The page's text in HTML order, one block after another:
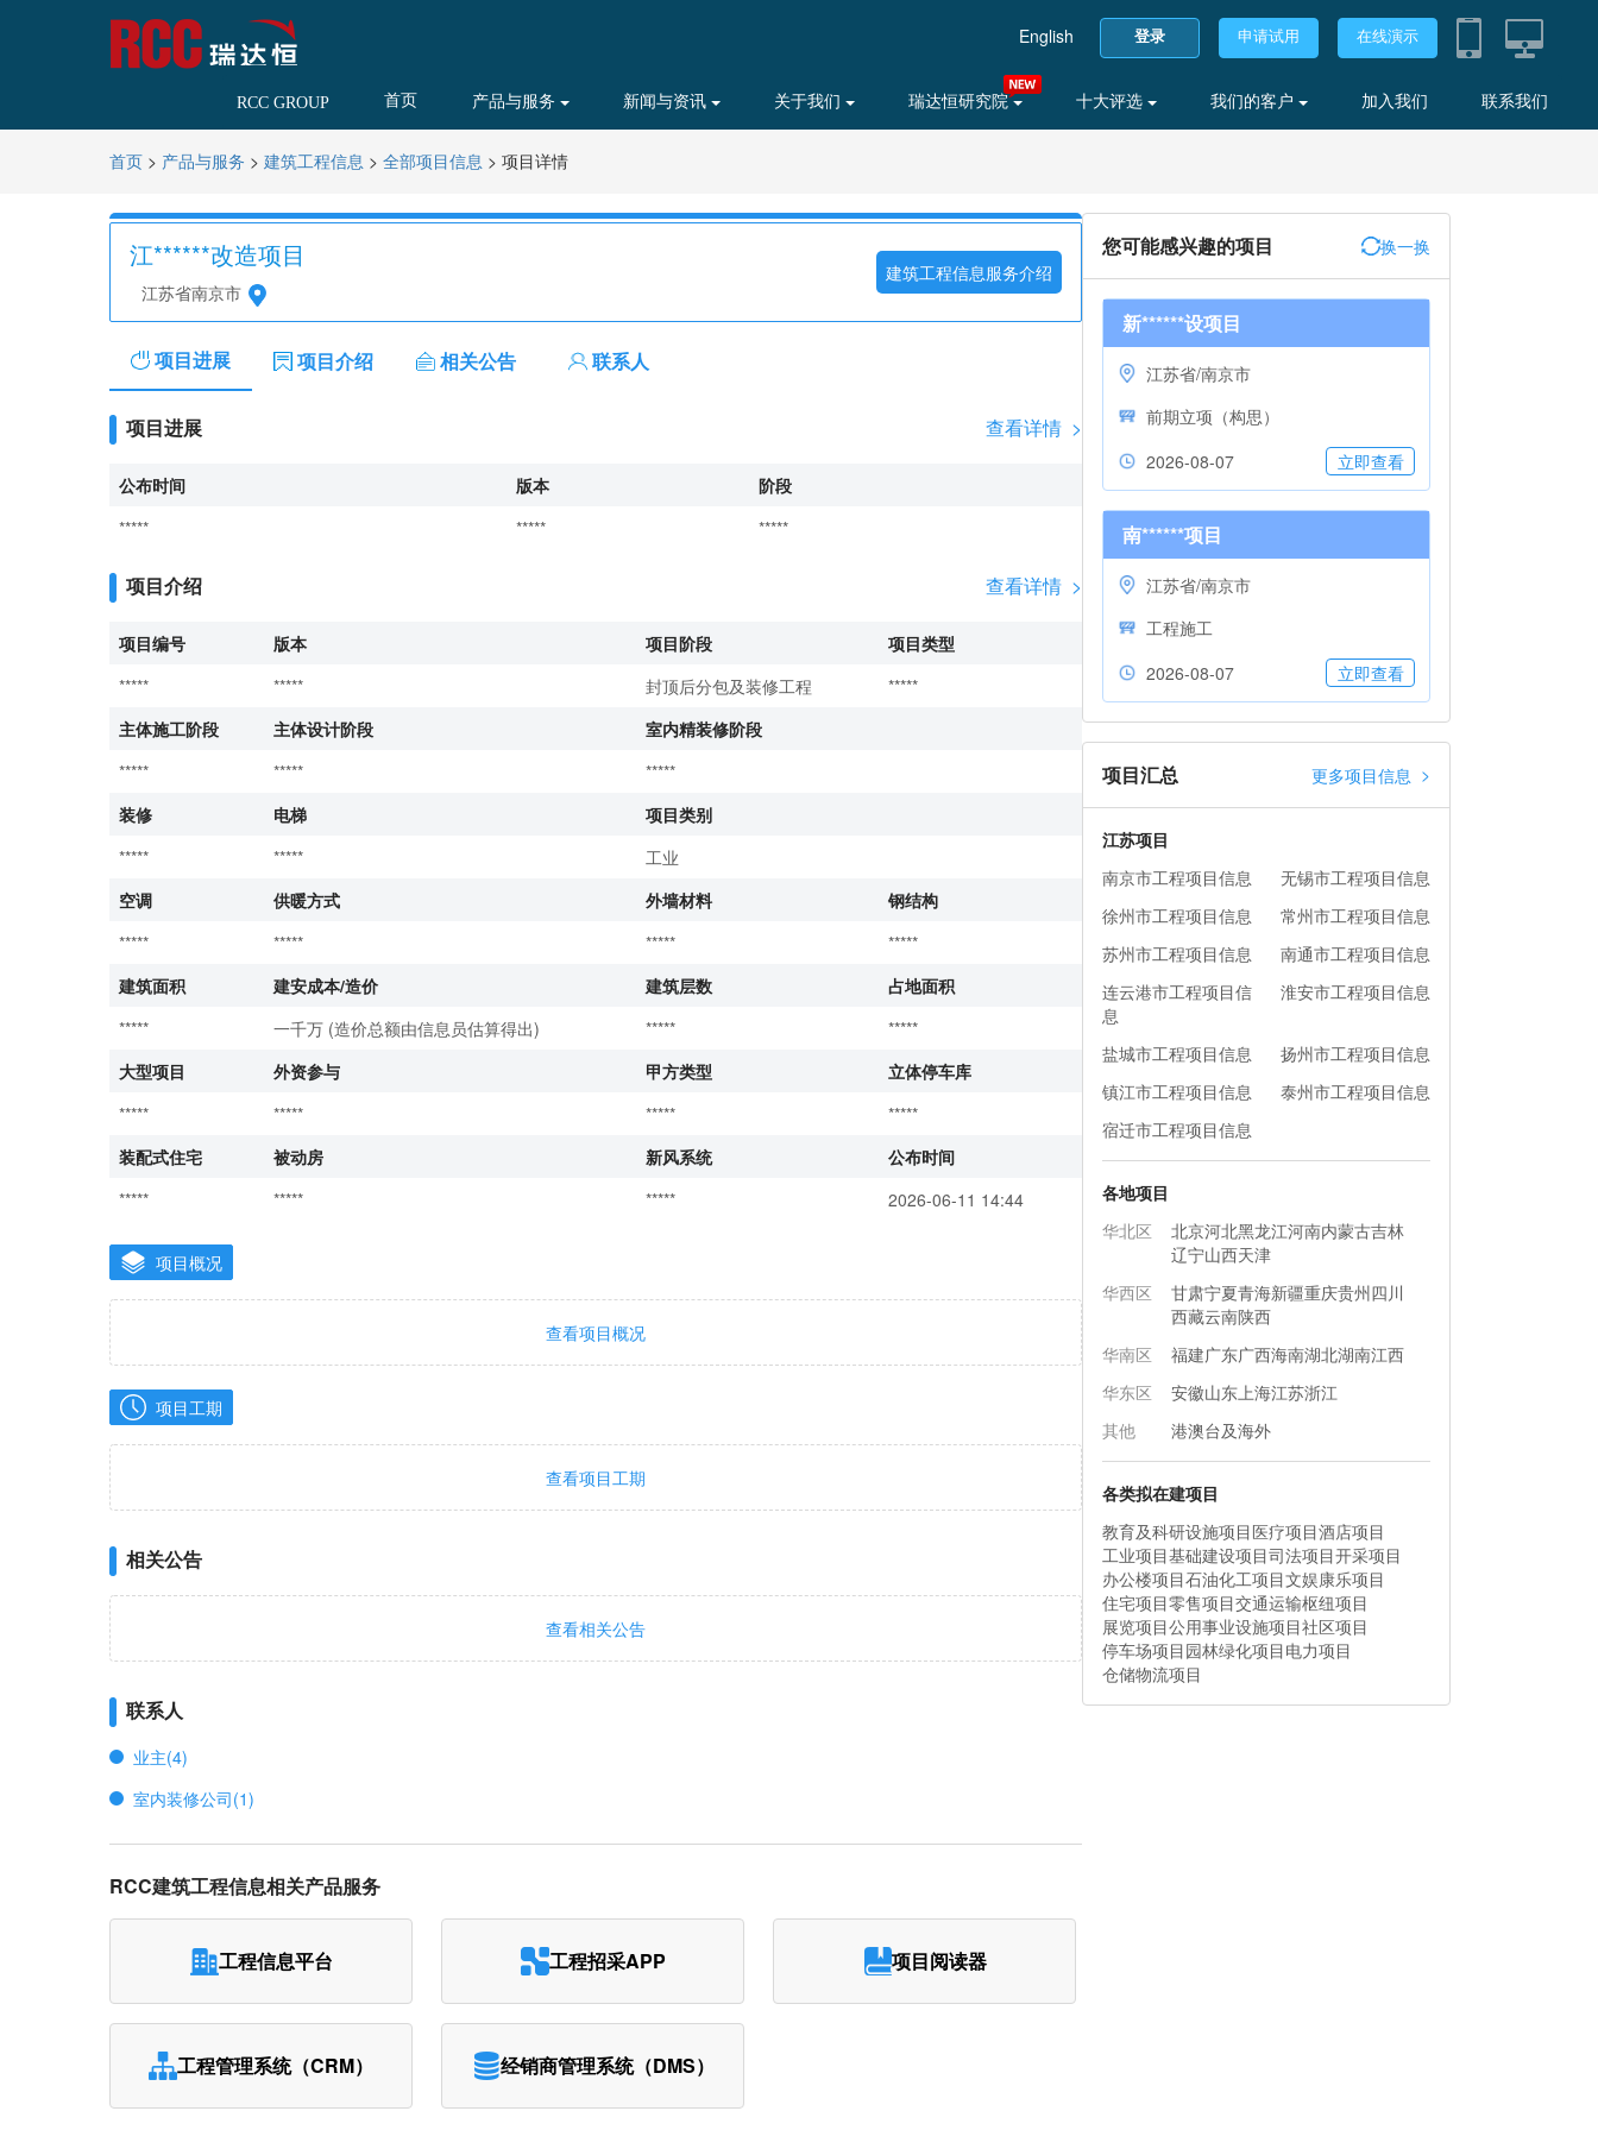
English 登录 申请试用 在线演示
RCC GROUP 首页 产品与服务 新闻与资讯 关于我们 瑞达恒研究院 十大评选 我们的客户 加入我们 联系我们
首页 > 产品与服务 > 建筑工程信息 > 全部项目信息 > 项目详情
江******改造项目
江苏省南京市
建筑工程信息服务介绍
项目进展 项目介绍 相关公告 联系人
项目进展 查看详情 >
公布时间 版本
阶段
*****
***** *****
项目介绍 查看详情 >
项目编号 版本 项目阶段
项目类型
*****
***** 封顶后分包及装修工程
*****
主体施工阶段
主体设计阶段
室内精装修阶段
*****
*****
*****
装修
电梯
项目类别
*****
*****
工业
空调
供暖方式 外墙材料
钢结构
*****
***** *****
*****
建筑面积
建安成本/造价 建筑层数
占地面积
*****
一千万 (造价总额由信息员估算得出) *****
*****
大型项目
外资参与 甲方类型
立体停车库
*****
***** *****
*****
装配式住宅
被动房 新风系统
公布时间
*****
***** ***** 2026-06-11 14:44
项目概况
查看项目概况
项目工期
查看项目工期
相关公告
查看相关公告
联系人
业主(4)
室内装修公司(1)
RCC建筑工程信息相关产品服务
工程信息平台 工程招采APP 项目阅读器
工程管理系统（CRM） 经销商管理系统（DMS）
您可能感兴趣的项目 换一换
新******设项目
江苏省/南京市
前期立项（构思）
2026-08-07
立即查看
南******项目
江苏省/南京市
工程施工
2026-08-07
立即查看
项目汇总 更多项目信息 >
江苏项目
南京市工程项目信息
无锡市工程项目信息
徐州市工程项目信息
常州市工程项目信息
苏州市工程项目信息
南通市工程项目信息
连云港市工程项目信
息
淮安市工程项目信息
盐城市工程项目信息
扬州市工程项目信息
镇江市工程项目信息
泰州市工程项目信息
宿迁市工程项目信息
各地项目
华北区
北京河北黑龙江河南内蒙古吉林
辽宁山西天津
华西区
甘肃宁夏青海新疆重庆贵州四川
西藏云南陕西
华南区
福建广东广西海南湖北湖南江西
华东区
安徽山东上海江苏浙江
其他
港澳台及海外
各类拟在建项目
教育及科研设施项目医疗项目酒店项目
工业项目基础建设项目司法项目开采项目
办公楼项目石油化工项目文娱康乐项目
住宅项目零售项目交通运输枢纽项目
展览项目公用事业设施项目社区项目
停车场项目园林绿化项目电力项目
仓储物流项目